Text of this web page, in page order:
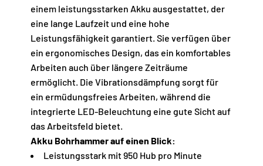
einem leistungsstarken Akku ausgestattet, der
eine lange Laufzeit und eine hohe
Leistungsfähigkeit garantiert. Sie verfügen über
ein ergonomisches Design, das ein komfortables
Arbeiten auch über längere Zeiträume
ermöglicht. Die Vibrationsdämpfung sorgt für
ein ermüdungsfreies Arbeiten, während die
integrierte LED-Beleuchtung eine gute Sicht auf
das Arbeitsfeld bietet.
Akku Bohrhammer auf einen Blick:
Leistungsstark mit 950 Hub pro Minute